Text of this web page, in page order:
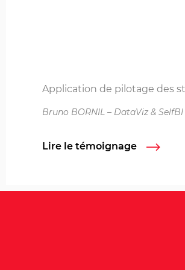
Application de pilotage des
Bruno BORNIL – DataViz &
Lire le témoignage